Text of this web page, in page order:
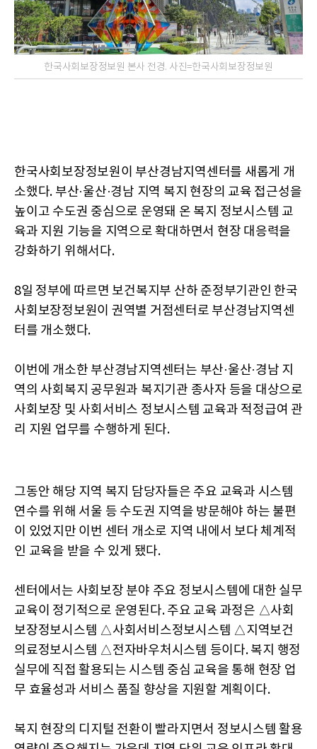
한국사회보장정보원 본사 전경. 사진=한국사회보장정보원
한국사회보장정보원이 부산경남지역센터를 새롭게 개
소했다. 부산·울산·경남 지역 복지 현장의 교육 접근성을
높이고 수도권 중심으로 운영돼 온 복지 정보시스템 교
육과 지원 기능을 지역으로 확대하면서 현장 대응력을
강화하기 위해서다.
8일 정부에 따르면 보건복지부 산하 준정부기관인 한국
사회보장정보원이 권역별 거점센터로 부산경남지역센
터를 개소했다.
이번에 개소한 부산경남지역센터는 부산·울산·경남 지
역의 사회복지 공무원과 복지기관 종사자 등을 대상으로
사회보장 및 사회서비스 정보시스템 교육과 적정급여 관
리 지원 업무를 수행하게 된다.
그동안 해당 지역 복지 담당자들은 주요 교육과 시스템
연수를 위해 서울 등 수도권 지역을 방문해야 하는 불편
이 있었지만 이번 센터 개소로 지역 내에서 보다 체계적
인 교육을 받을 수 있게 됐다.
센터에서는 사회보장 분야 주요 정보시스템에 대한 실무
교육이 정기적으로 운영된다. 주요 교육 과정은 △사회
보장정보시스템 △사회서비스정보시스템 △지역보건
의료정보시스템 △전자바우처시스템 등이다. 복지 행정
실무에 직접 활용되는 시스템 중심 교육을 통해 현장 업
무 효율성과 서비스 품질 향상을 지원할 계획이다.
복지 현장의 디지털 전환이 빨라지면서 정보시스템 활용